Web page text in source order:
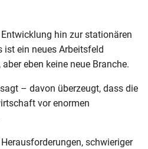
hin zur stationären
ist ein neues Arbeitsfeld
eben keine neue Branche.
– davon überzeugt, dass die
vor enormen
schwieriger